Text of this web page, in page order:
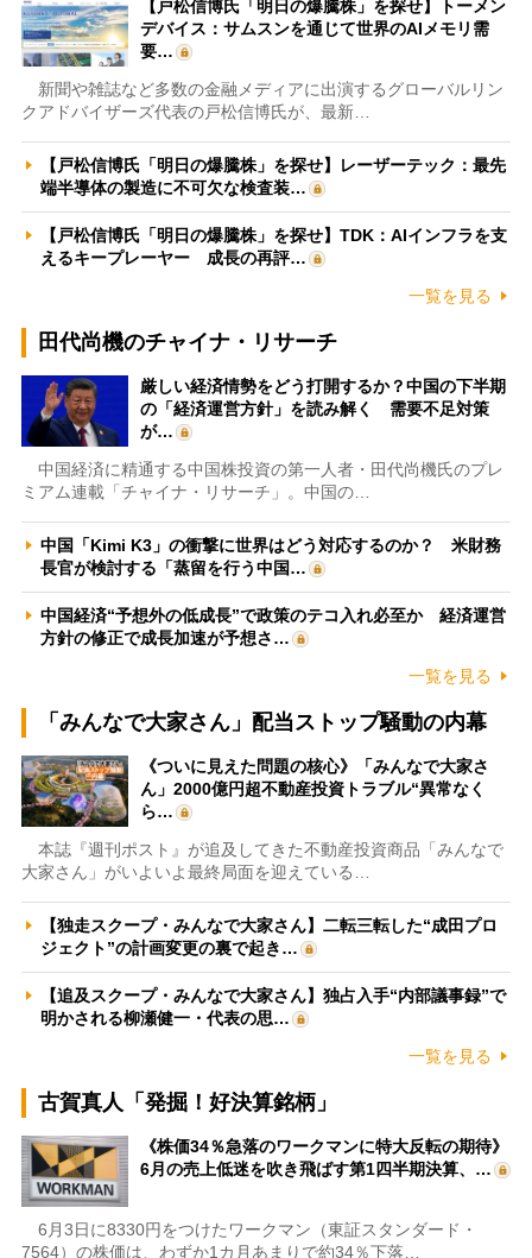
【戸松信博氏「明日の爆騰株」を探せ】トーメン
デバイス：サムスンを通じて世界のAIメモリ需
要…
新聞や雑誌など多数の金融メディアに出演するグローバルリン
クアドバイザーズ代表の戸松信博氏が、最新…
【戸松信博氏「明日の爆騰株」を探せ】レーザーテック：最先
端半導体の製造に不可欠な検査装…
【戸松信博氏「明日の爆騰株」を探せ】TDK：AIインフラを支
えるキープレーヤー 成長の再評…
一覧を見る
田代尚機のチャイナ・リサーチ
厳しい経済情勢をどう打開するか？中国の下半期
の「経済運営方針」を読み解く 需要不足対策
が…
中国経済に精通する中国株投資の第一人者・田代尚機氏のプレ
ミアム連載「チャイナ・リサーチ」。中国の…
中国「Kimi K3」の衝撃に世界はどう対応するのか？ 米財務
長官が検討する「蒸留を行う中国…
中国経済“予想外の低成長”で政策のテコ入れ必至か 経済運営
方針の修正で成長加速が予想さ…
一覧を見る
「みんなで大家さん」配当ストップ騒動の内幕
《ついに見えた問題の核心》「みんなで大家さ
ん」2000億円超不動産投資トラブル“異常なく
ら…
本誌『週刊ポスト』が追及してきた不動産投資商品「みんなで
大家さん」がいよいよ最終局面を迎えている…
【独走スクープ・みんなで大家さん】二転三転した“成田プロ
ジェクト”の計画変更の裏で起き…
【追及スクープ・みんなで大家さん】独占入手“内部議事録”で
明かされる柳瀬健一・代表の思…
一覧を見る
古賀真人「発掘！好決算銘柄」
《株価34％急落のワークマンに特大反転の期待》
6月の売上低迷を吹き飛ばす第1四半期決算、…
6月3日に8330円をつけたワークマン（東証スタンダード・
7564）の株価は、わずか1カ月あまりで約34％下落…